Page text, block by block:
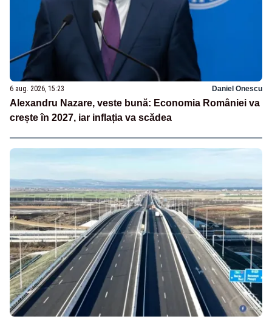
6 aug. 2026, 15:23 Daniel Onescu
Alexandru Nazare, veste bună: Economia României va
crește în 2027, iar inflația va scădea